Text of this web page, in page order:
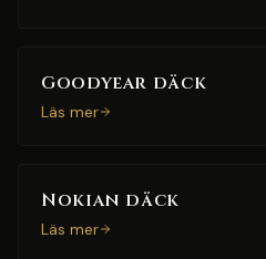
Goodyear däck
Läs mer
Nokian däck
Läs mer